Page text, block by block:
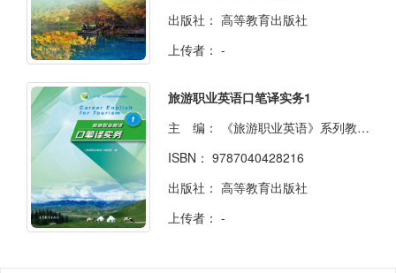
出版社： 高等教育出版社
上传者： -
旅游职业英语口笔译实务1
主 编：
《旅游职业英语》系列教材编写组
ISBN： 9787040428216
出版社： 高等教育出版社
上传者： -